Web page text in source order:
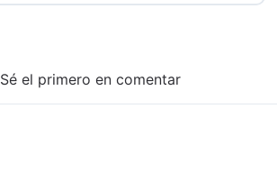
Sé el primero en comentar